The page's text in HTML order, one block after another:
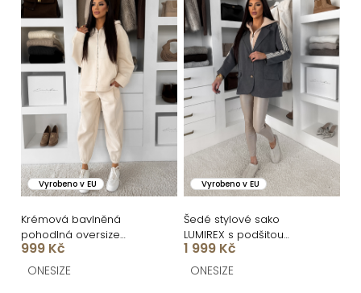
Vyrobeno v EU
Krémová bavlněná
pohodlná oversize
mikina SILKY
999 Kč
ONESIZE
Vyrobeno v EU
Šedé stylové sako
LUMIREX s podšitou
mikinou
1 999 Kč
ONESIZE